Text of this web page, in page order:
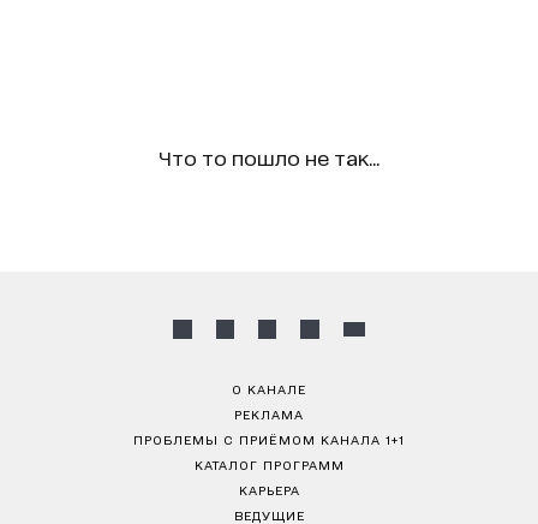
Что то пошло не так...
О КАНАЛЕ
РЕКЛАМА
ПРОБЛЕМЫ С ПРИЁМОМ КАНАЛА 1+1
КАТАЛОГ ПРОГРАММ
КАРЬЕРА
ВЕДУЩИЕ